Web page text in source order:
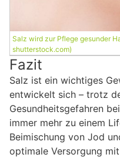
Salz wird zur Pflege gesunder
shutterstock.com)
Fazit
Salz ist ein wichtiges
entwickelt sich – trotz
Gesundheitsgefahren
immer mehr zu einem
Beimischung von Jod
optimale Versorgung